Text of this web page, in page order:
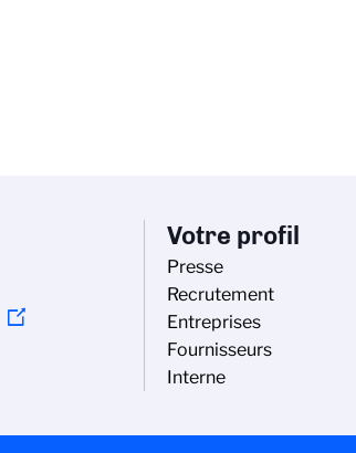
Votre profil
Presse
Recrutement
Entreprises
Fournisseurs
Interne